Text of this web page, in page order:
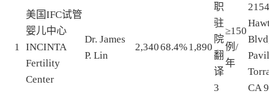
1
美国IFC试管
婴儿中心
INCINTA
Fertility
Center
Dr. James
P. Lin
2,34068.4%1,890
职
驻
院
翻
译
3
≥150
例/
年
CA